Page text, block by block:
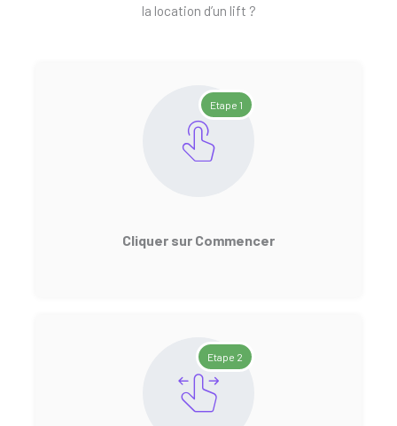
la location d’un lift ?
Etape 1
Cliquer sur Commencer
Etape 2